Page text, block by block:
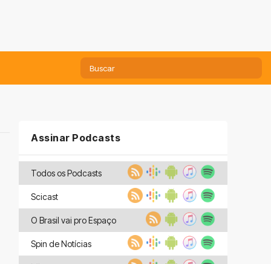
Assinar Podcasts
Todos os Podcasts
Scicast
O Brasil vai pro Espaço
Spin de Notícias